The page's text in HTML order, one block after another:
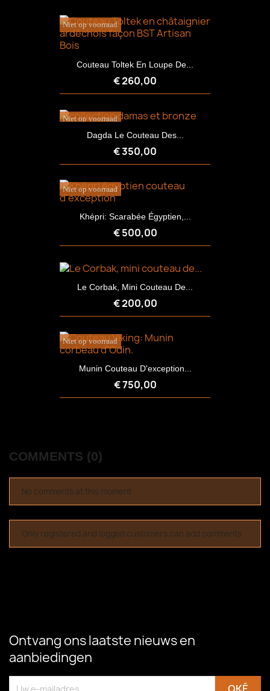
Couteau Toltek En Loupe De...
€ 260,00
Niet op voorraad
Dagda Le Couteau Des...
€ 350,00
Niet op voorraad
Khépri: Scarabée Égyptien,...
€ 500,00
Niet op voorraad
Le Corbak, Mini Couteau De...
€ 200,00
Munin Couteau D'exception...
€ 750,00
Niet op voorraad
COMMENTS (0)
No comments at this moment
Only registered and logged customers can add comments
Ontvang ons laatste nieuws en
aanbiedingen